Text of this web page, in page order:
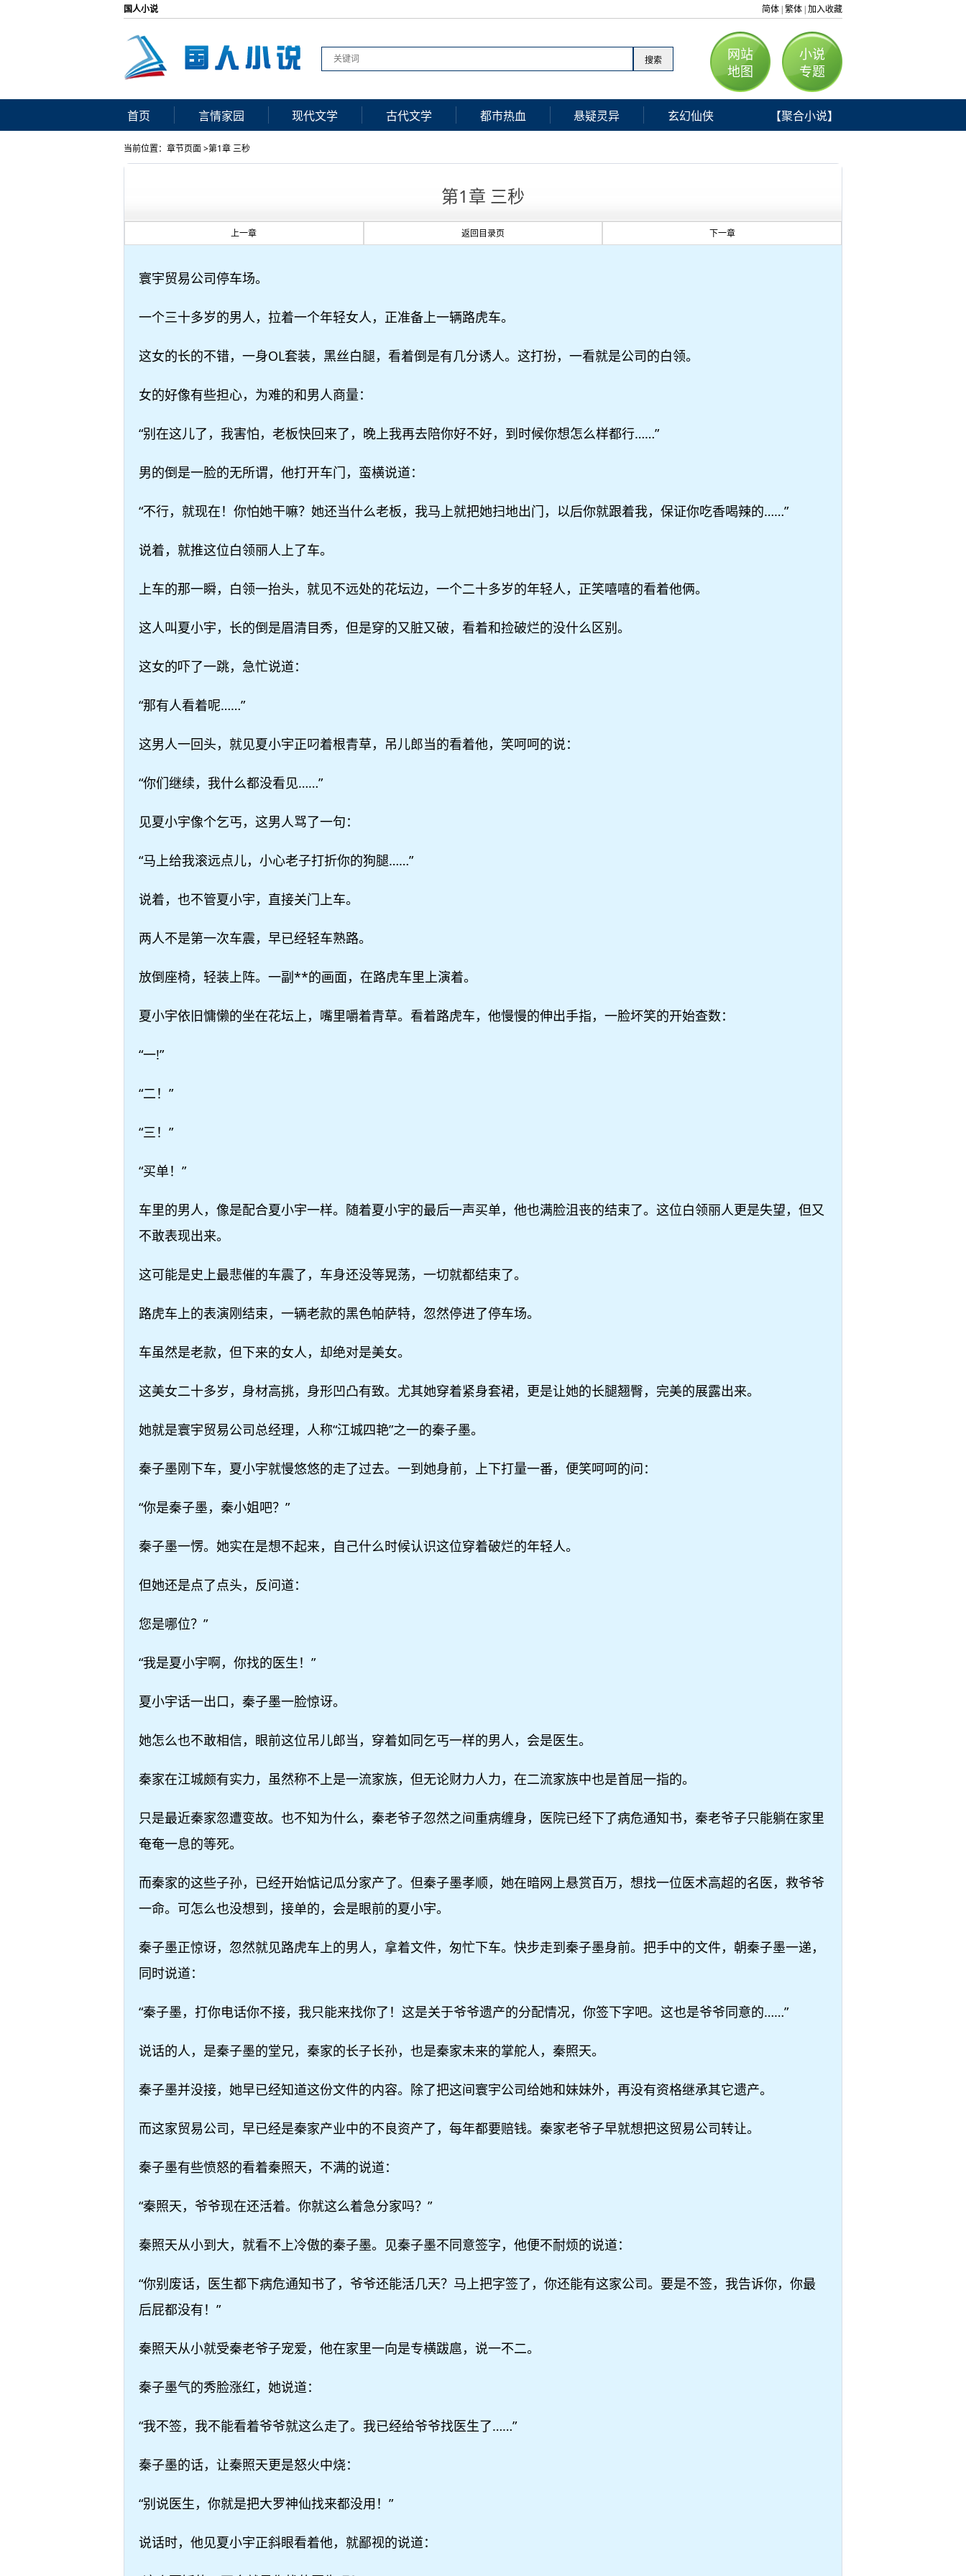
国人小说 简体 繁体 加入收藏
网站
地图
小说
专题
首页 言情家园 现代文学 古代文学 都市热血 悬疑灵异 玄幻仙侠 【聚合小说】
当前位置：章节页面 >第1章 三秒
第1章 三秒
上一章 返回目录页 下一章
寰宇贸易公司停车场。
一个三十多岁的男人，拉着一个年轻女人，正准备上一辆路虎车。
这女的长的不错，一身OL套装，黑丝白腿，看着倒是有几分诱人。这打扮，一看就是公司的白领。
女的好像有些担心，为难的和男人商量：
“别在这儿了，我害怕，老板快回来了，晚上我再去陪你好不好，到时候你想怎么样都行……”
男的倒是一脸的无所谓，他打开车门，蛮横说道：
“不行，就现在！你怕她干嘛？她还当什么老板，我马上就把她扫地出门，以后你就跟着我，保证你吃香喝辣的……”
说着，就推这位白领丽人上了车。
上车的那一瞬，白领一抬头，就见不远处的花坛边，一个二十多岁的年轻人，正笑嘻嘻的看着他俩。
这人叫夏小宇，长的倒是眉清目秀，但是穿的又脏又破，看着和捡破烂的没什么区别。
这女的吓了一跳，急忙说道：
“那有人看着呢……”
这男人一回头，就见夏小宇正叼着根青草，吊儿郎当的看着他，笑呵呵的说：
“你们继续，我什么都没看见……”
见夏小宇像个乞丐，这男人骂了一句：
“马上给我滚远点儿，小心老子打折你的狗腿……”
说着，也不管夏小宇，直接关门上车。
两人不是第一次车震，早已经轻车熟路。
放倒座椅，轻装上阵。一副**的画面，在路虎车里上演着。
夏小宇依旧慵懒的坐在花坛上，嘴里嚼着青草。看着路虎车，他慢慢的伸出手指，一脸坏笑的开始查数：
“一!”
“二！”
“三！”
“买单！”
车里的男人，像是配合夏小宇一样。随着夏小宇的最后一声买单，他也满脸沮丧的结束了。这位白领丽人更是失望，但又
不敢表现出来。
这可能是史上最悲催的车震了，车身还没等晃荡，一切就都结束了。
路虎车上的表演刚结束，一辆老款的黑色帕萨特，忽然停进了停车场。
车虽然是老款，但下来的女人，却绝对是美女。
这美女二十多岁，身材高挑，身形凹凸有致。尤其她穿着紧身套裙，更是让她的长腿翘臀，完美的展露出来。
她就是寰宇贸易公司总经理，人称“江城四艳”之一的秦子墨。
秦子墨刚下车，夏小宇就慢悠悠的走了过去。一到她身前，上下打量一番，便笑呵呵的问：
“你是秦子墨，秦小姐吧？”
秦子墨一愣。她实在是想不起来，自己什么时候认识这位穿着破烂的年轻人。
但她还是点了点头，反问道：
您是哪位？”
“我是夏小宇啊，你找的医生！”
夏小宇话一出口，秦子墨一脸惊讶。
她怎么也不敢相信，眼前这位吊儿郎当，穿着如同乞丐一样的男人，会是医生。
秦家在江城颇有实力，虽然称不上是一流家族，但无论财力人力，在二流家族中也是首屈一指的。
只是最近秦家忽遭变故。也不知为什么，秦老爷子忽然之间重病缠身，医院已经下了病危通知书，秦老爷子只能躺在家里
奄奄一息的等死。
而秦家的这些子孙，已经开始惦记瓜分家产了。但秦子墨孝顺，她在暗网上悬赏百万，想找一位医术高超的名医，救爷爷
一命。可怎么也没想到，接单的，会是眼前的夏小宇。
秦子墨正惊讶，忽然就见路虎车上的男人，拿着文件，匆忙下车。快步走到秦子墨身前。把手中的文件，朝秦子墨一递，
同时说道：
“秦子墨，打你电话你不接，我只能来找你了！这是关于爷爷遗产的分配情况，你签下字吧。这也是爷爷同意的……”
说话的人，是秦子墨的堂兄，秦家的长子长孙，也是秦家未来的掌舵人，秦照天。
秦子墨并没接，她早已经知道这份文件的内容。除了把这间寰宇公司给她和妹妹外，再没有资格继承其它遗产。
而这家贸易公司，早已经是秦家产业中的不良资产了，每年都要赔钱。秦家老爷子早就想把这贸易公司转让。
秦子墨有些愤怒的看着秦照天，不满的说道：
“秦照天，爷爷现在还活着。你就这么着急分家吗？”
秦照天从小到大，就看不上冷傲的秦子墨。见秦子墨不同意签字，他便不耐烦的说道：
“你别废话，医生都下病危通知书了，爷爷还能活几天？马上把字签了，你还能有这家公司。要是不签，我告诉你，你最
后屁都没有！”
秦照天从小就受秦老爷子宠爱，他在家里一向是专横跋扈，说一不二。
秦子墨气的秀脸涨红，她说道：
“我不签，我不能看着爷爷就这么走了。我已经给爷爷找医生了……”
秦子墨的话，让秦照天更是怒火中烧：
“别说医生，你就是把大罗神仙找来都没用！”
说话时，他见夏小宇正斜眼看着他，就鄙视的说道：